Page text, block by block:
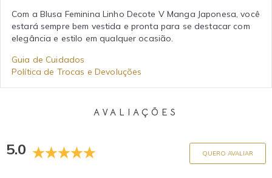
Com a Blusa Feminina Linho Decote V Manga Japonesa, você
estará sempre bem vestida e pronta para se destacar com
elegância e estilo em qualquer ocasião.
Guia de Cuidados
Política de Trocas e Devoluções
AVALIAÇÕES
5.0 QUERO AVALIAR